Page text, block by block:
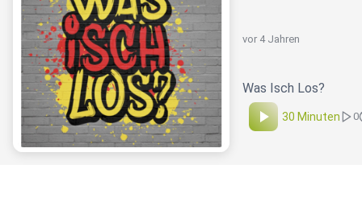
vor 4 Jahren
Was Isch Los?
30 Minuten 0